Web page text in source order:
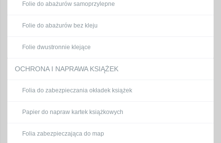
Folie do abażurów samoprzylepne
Folie do abażurów bez kleju
Folie dwustronnie klejące
OCHRONA I NAPRAWA KSIĄŻEK
Folia do zabezpieczania okładek książek
Papier do napraw kartek książkowych
Folia zabezpieczająca do map